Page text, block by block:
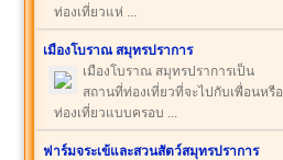
ท่องเที่ยวแห่ ...
เมืองโบราณ สมุทรปราการ
เมืองโบราณ สมุทรปราการเป็น
สถานที่ท่องเที่ยวที่จะไปกับเพื่อนหรือ
ท่องเที่ยวแบบครอบ ...
ฟาร์มจระเข้และสวนสัตว์สมุทรปราการ